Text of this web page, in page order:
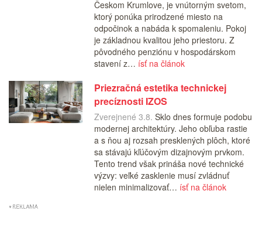
Českom Krumlove, je vnútorným svetom,
ktorý ponúka prirodzené miesto na
odpočinok a nabáda k spomaleniu. Pokoj
je základnou kvalitou jeho priestoru. Z
pôvodného penziónu v hospodárskom
stavení z… ísť na článok
Priezračná estetika technickej
precíznosti IZOS
Zverejnené 3.8. Sklo dnes formuje podobu
modernej architektúry. Jeho obľuba rastie
a s ňou aj rozsah presklených plôch, ktoré
sa stávajú kľúčovým dizajnovým prvkom.
Tento trend však prináša nové technické
výzvy: veľké zasklenie musí zvládnuť
nielen minimalizovať… ísť na článok